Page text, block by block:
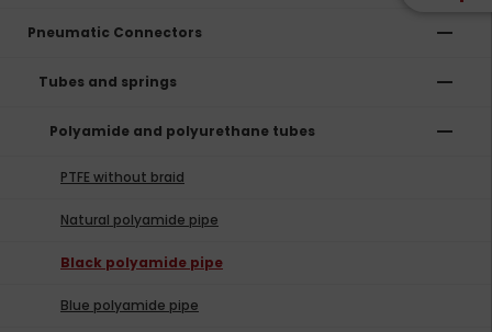
Pneumatic Connectors remove
Tubes and springs remove
Polyamide and polyurethane tubes remove
PTFE without braid
Natural polyamide pipe
Black polyamide pipe
Blue polyamide pipe